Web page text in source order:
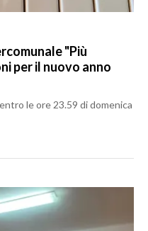
"Più
per il nuovo anno
le ore 23.59 di domenica